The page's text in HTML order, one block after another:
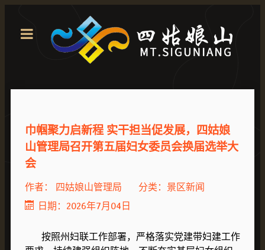
巾帼聚力启新程 实干担当促发展，四姑娘
山管理局召开第五届妇女委员会换届选举大
会
作者： 四姑娘山管理局 分类： 景区新闻
日期：2026年7月04日
按照州妇联工作部署，严格落实党建带妇建工作